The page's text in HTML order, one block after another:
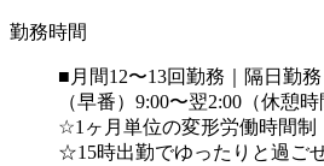
勤務時間
■月間12〜13回勤務｜隔日勤務
（早番）9:00〜翌2:00（休憩
☆1ヶ月単位の変形労働時間制
☆15時出勤でゆったりと過ご